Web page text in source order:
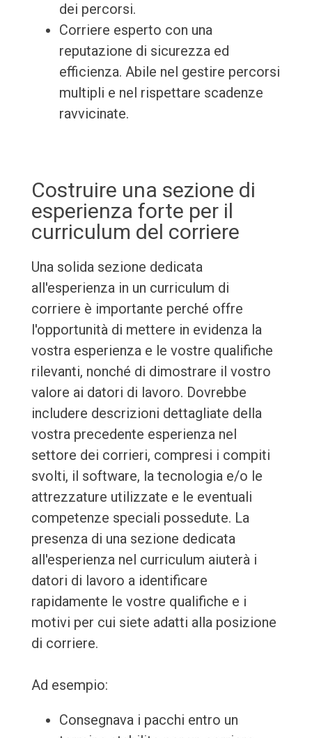
dei percorsi.
Corriere esperto con una
reputazione di sicurezza ed
efficienza. Abile nel gestire percorsi
multipli e nel rispettare scadenze
ravvicinate.
Costruire una sezione di
esperienza forte per il
curriculum del corriere
Una solida sezione dedicata
all'esperienza in un curriculum di
corriere è importante perché offre
l'opportunità di mettere in evidenza la
vostra esperienza e le vostre qualifiche
rilevanti, nonché di dimostrare il vostro
valore ai datori di lavoro. Dovrebbe
includere descrizioni dettagliate della
vostra precedente esperienza nel
settore dei corrieri, compresi i compiti
svolti, il software, la tecnologia e/o le
attrezzature utilizzate e le eventuali
competenze speciali possedute. La
presenza di una sezione dedicata
all'esperienza nel curriculum aiuterà i
datori di lavoro a identificare
rapidamente le vostre qualifiche e i
motivi per cui siete adatti alla posizione
di corriere.
Ad esempio:
Consegnava i pacchi entro un